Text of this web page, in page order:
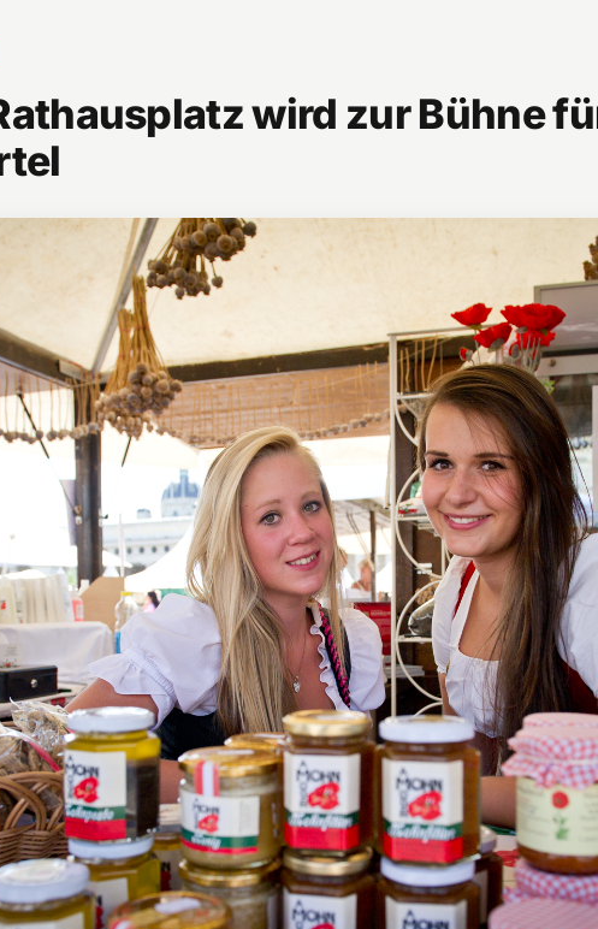
wird zur Bühne